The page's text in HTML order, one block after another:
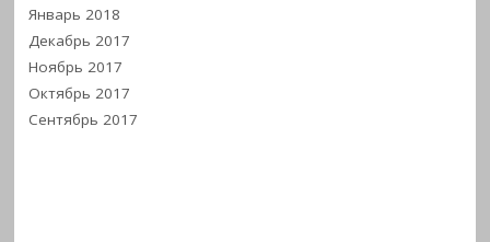
Январь 2018
Декабрь 2017
Ноябрь 2017
Октябрь 2017
Сентябрь 2017